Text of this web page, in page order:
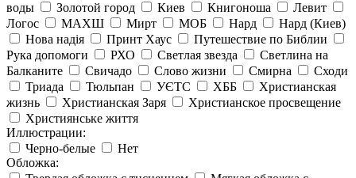
воды
Золотой город Киев Книгоноша
Левит
Логос
МАХШ Мирт МОБ Нард
Нард (Киев)
Нова надія
Принт Хаус
Путешествие по Библии
Рука допомоги
РХО Светлая звезда
Светлина на
Балканите
Свичадо Слово жизни Смирна
Сходи
Триада
Тюльпан УЄТС ХББ
Христианская
жизнь
Христианская Заря
Христианское просвещение
Християнське життя
Иллюстрации:
Черно-белые
Нет
Обложка: